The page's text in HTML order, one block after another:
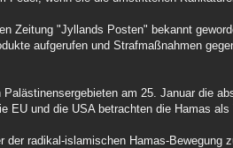
Zeitung "Jyllands Posten" bekannt
aufgerufen und Strafmaßnahmen
am 25. Januar die
EU und die USA betrachten die Hamas als
radikal-islamischen Hamas-Bewegung